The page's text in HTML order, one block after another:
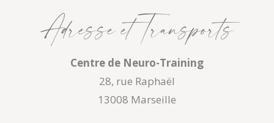
Adresse et Transports
Centre de Neuro-Training
28, rue Raphaël
13008 Marseille